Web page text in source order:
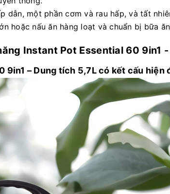
dẫn, một phần cơm và rau hấp, và tất
hoặc nấu ăn hàng loạt và chuẩn bị bữa
Instant Pot Essential 60 9in1
9in1 – Dung tích 5,7L có kết cấu hiện